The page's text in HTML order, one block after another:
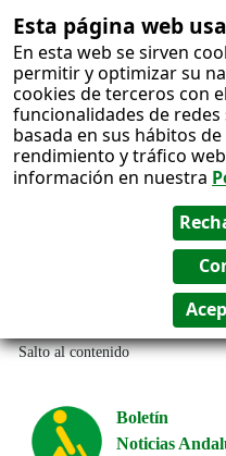
Esta página web
En esta web se sirven
permitir y optimizar su
cookies de terceros con
funcionalidades de
basada en sus hábitos
rendimiento y tráfico
información en nuestra
Salto al contenido
Boletín
Noticias